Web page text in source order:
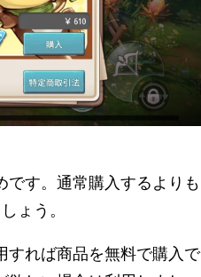
です。通常購入するよりも
ょう。
すれば商品を無料で購入で